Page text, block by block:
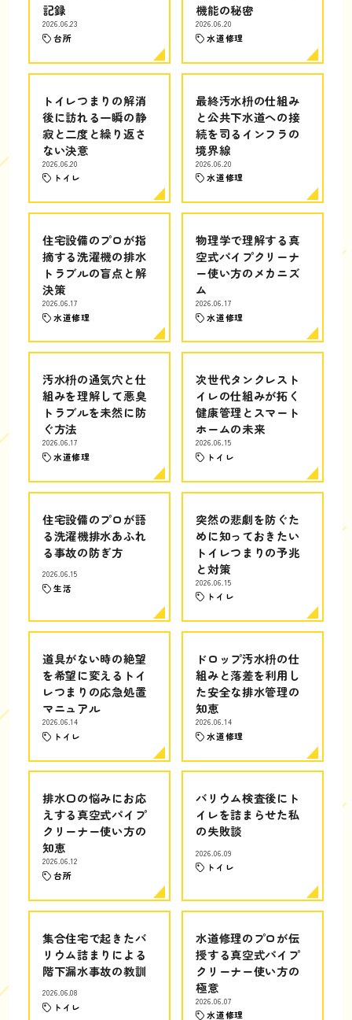
記録
2026.06.23
台所
機能の秘密
2026.06.20
水道修理
トイレつまりの解消
後に訪れる一瞬の静
寂と二度と繰り返さ
ない決意
2026.06.20
トイレ
最終汚水枡の仕組み
と公共下水道への接
続を司るインフラの
境界線
2026.06.20
水道修理
住宅設備のプロが指
摘する洗濯機の排水
トラブルの盲点と解
決策
2026.06.17
水道修理
物理学で理解する真
空式パイプクリーナ
ー使い方のメカニズ
ム
2026.06.17
水道修理
汚水枡の通気穴と仕
組みを理解して悪臭
トラブルを未然に防
ぐ方法
2026.06.17
水道修理
次世代タンクレスト
イレの仕組みが拓く
健康管理とスマート
ホームの未来
2026.06.15
トイレ
住宅設備のプロが語
る洗濯機排水あふれ
る事故の防ぎ方
2026.06.15
生活
突然の悲劇を防ぐた
めに知っておきたい
トイレつまりの予兆
と対策
2026.06.15
トイレ
道具がない時の絶望
を希望に変えるトイ
レつまりの応急処置
マニュアル
2026.06.14
トイレ
ドロップ汚水枡の仕
組みと落差を利用し
た安全な排水管理の
知恵
2026.06.14
水道修理
排水口の悩みにお応
えする真空式パイプ
クリーナー使い方の
知恵
2026.06.12
台所
バリウム検査後にト
イレを詰まらせた私
の失敗談
2026.06.09
トイレ
集合住宅で起きたバ
リウム詰まりによる
階下漏水事故の教訓
2026.06.08
トイレ
水道修理のプロが伝
授する真空式パイプ
クリーナー使い方の
極意
2026.06.07
水道修理